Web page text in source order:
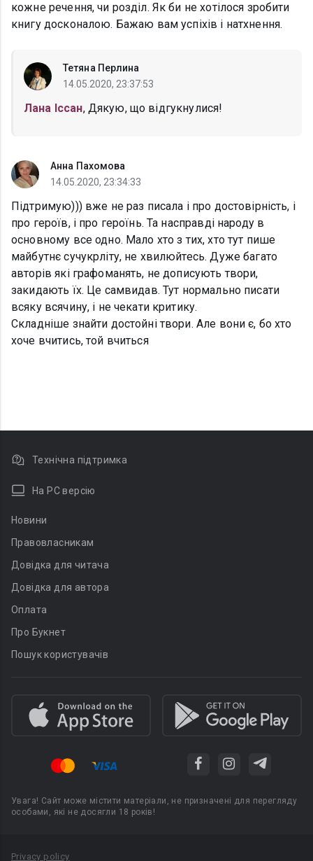
кожне речення, чи розділ. Як би не хотілося зробити
книгу досконалою. Бажаю вам успіхів і натхнення.
Тетяна Перлина
14.05.2020, 23:37:53
Лана Іссан, Дякую, що відгукнулися!
Анна Пахомова
14.05.2020, 23:34:33
Підтримую))) вже не раз писала і про достовірність, і
про героїв, і про героїнь. Та насправді народу в
основному все одно. Мало хто з тих, хто тут пише
майбутнє сучукрліту, не хвилюйтесь. Дуже багато
авторів які графоманять, не дописують твори,
закидають їх. Це самвидав. Тут нормально писати
всяку всячину, і не чекати критику.
Складніше знайти достойні твори. Але вони є, бо хто
хоче вчитись, той вчиться
Технічна підтримка
На PC версію
Новини
Правовласникам
Довідка для читача
Довідка для автора
Оплата
Про Букнет
Пошук користувачів
Увага! Сайт може містити матеріали, не призначені для перегляду
особами, які не досягли 18 років!
Privacy policy